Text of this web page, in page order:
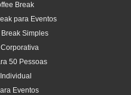
Break
para Eventos
Simples
50 Pessoas
Eventos